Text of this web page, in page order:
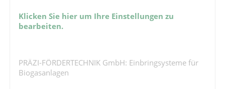
Klicken Sie hier um Ihre Einstellungen zu
bearbeiten.
PRÄZI-FÖRDERTECHNIK GmbH: Einbringsysteme für
Biogasanlagen